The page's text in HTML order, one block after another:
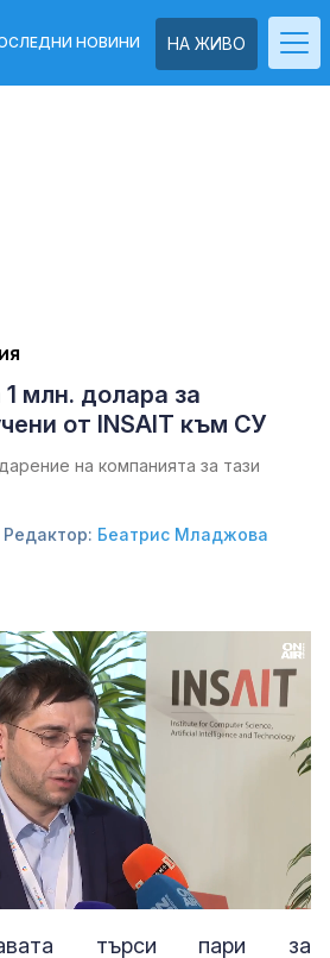
НА ЖИВО
НОВИНИ
млн. долара за
от INSAIT към СУ
на компанията за тази
Редактор: Беатрис Младжова
Loaded
100.00%
търси пари за